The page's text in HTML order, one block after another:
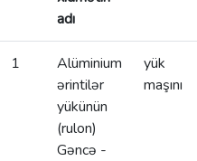
adı
1
Alüminium
ərintilər
yükünün
(rulon)
Gəncə -
yük
maşını